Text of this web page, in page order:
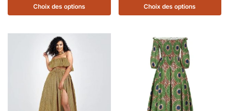
Choix des options Choix des options